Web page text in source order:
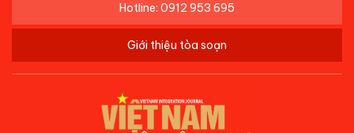
Hotline: 0912 953 695
Giới thiệu tòa soạn